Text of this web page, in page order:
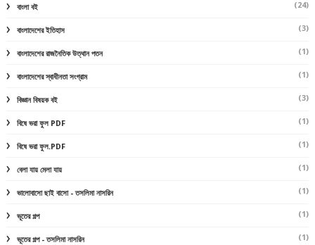
বাংলা বই (24)
বাংলাদেশের ইতিহাস (3)
বাংলাদেশের রাজনৈতিক উত্থান পতন (1)
বাংলাদেশের স্বাধীনতা সংগ্রাম (1)
বিজ্ঞান বিষয়ক বই (3)
বিষে ভরা ফুল PDF (1)
বিষে ভরা ফুল.PDF (1)
বেলা যায় মেলা যায় (1)
ভালোবাসো ছাই বাসো - তসলিমা নাসরিন (1)
ভূতের গল্প (1)
ভূতের গল্প - তসলিমা নাসরিন (1)